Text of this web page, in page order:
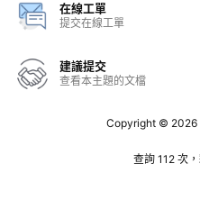
在線工單
提交在線工單
建議提交
查看本主題的文檔
Copyright © 2026
查詢 112 次